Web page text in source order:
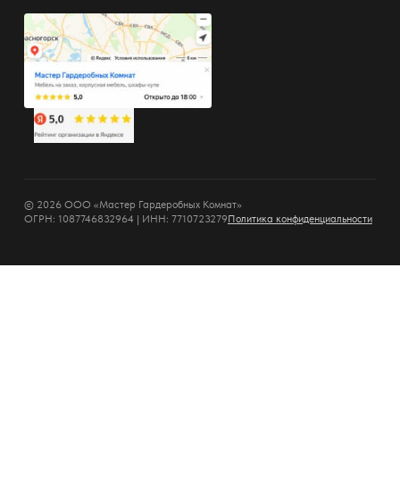
© 2026 ООО «Мастер Гардеробных Комнат»
ОГРН: 1087746832964 | ИНН: 7710723279Политика конфиденциальности